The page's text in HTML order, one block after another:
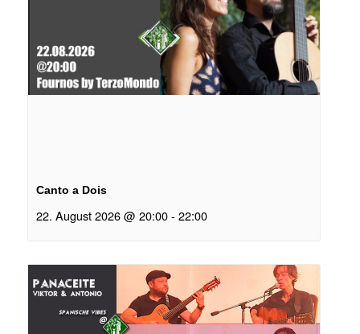
Canto a Dois
22. August 2026 @ 20:00 - 22:00